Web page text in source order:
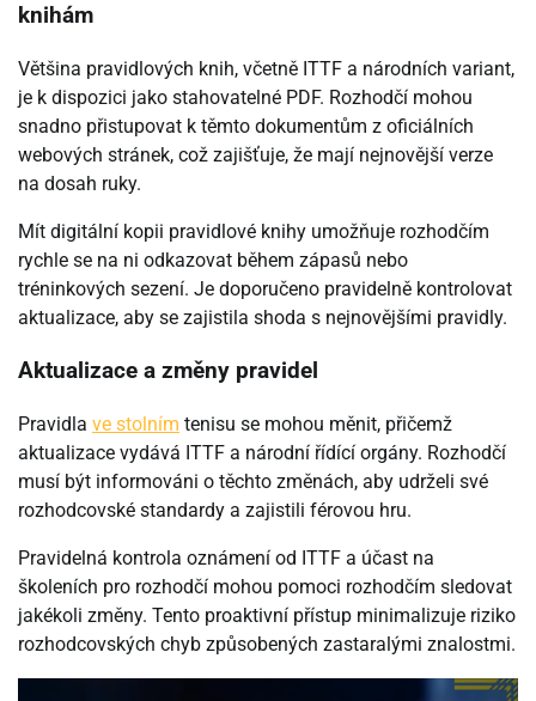
knihám
Většina pravidlových knih, včetně ITTF a národních variant,
je k dispozici jako stahovatelné PDF. Rozhodčí mohou
snadno přistupovat k těmto dokumentům z oficiálních
webových stránek, což zajišťuje, že mají nejnovější verze
na dosah ruky.
Mít digitální kopii pravidlové knihy umožňuje rozhodčím
rychle se na ni odkazovat během zápasů nebo
tréninkových sezení. Je doporučeno pravidelně kontrolovat
aktualizace, aby se zajistila shoda s nejnovějšími pravidly.
Aktualizace a změny pravidel
Pravidla ve stolním tenisu se mohou měnit, přičemž
aktualizace vydává ITTF a národní řídící orgány. Rozhodčí
musí být informováni o těchto změnách, aby udrželi své
rozhodcovské standardy a zajistili férovou hru.
Pravidelná kontrola oznámení od ITTF a účast na
školeních pro rozhodčí mohou pomoci rozhodčím sledovat
jakékoli změny. Tento proaktivní přístup minimalizuje riziko
rozhodcovských chyb způsobených zastaralými znalostmi.